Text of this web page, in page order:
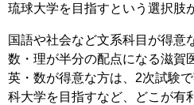
琉球大学を目指すという選択肢
国語や社会など文系科目が得意
数・理が半分の配点になる滋賀
英・数が得意な方は、2次試験
科大学を目指すなど、どこが有